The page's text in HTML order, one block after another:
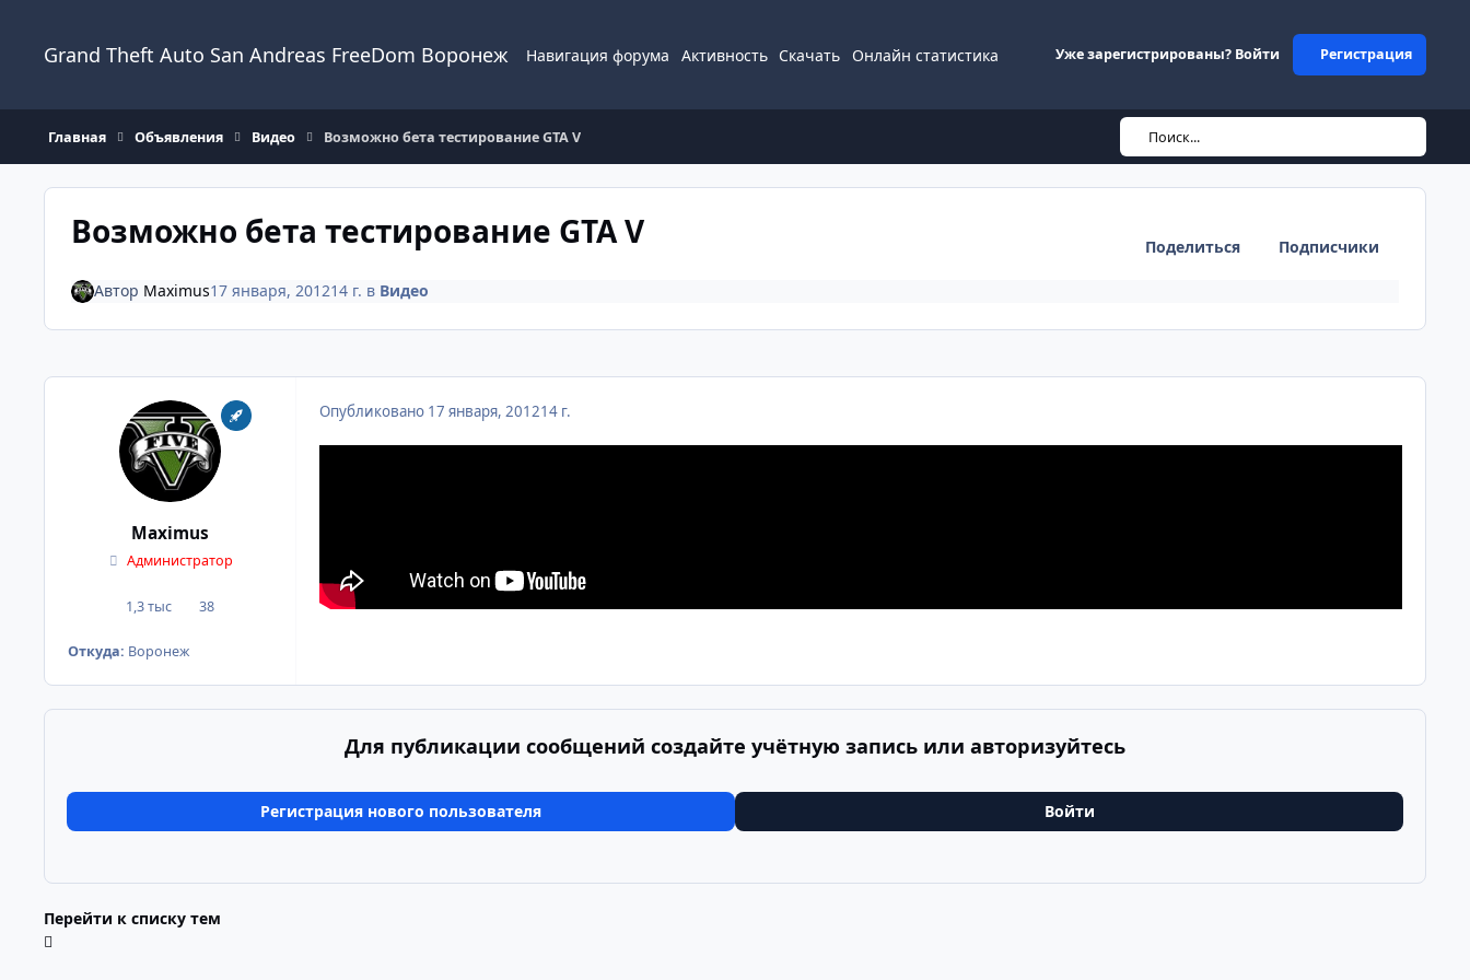
Grand Theft Auto San Andreas FreeDom Воронеж Навигация форума Активность Скачать Онлайн статистика Уже зарегистрированы? Войти Регистрация
Главная Объявления Видео Возможно бета тестирование GTA V Поиск...
Возможно бета тестирование GTA V Поделиться Подписчики
Автор Maximus17 января, 201214 г. в Видео
Maximus
Администратор
1,3 тыссообщения
38Репутация
Откуда: Воронеж
Опубликовано 17 января, 201214 г.
Для публикации сообщений создайте учётную запись или авторизуйтесь
Регистрация нового пользователя Войти
Перейти к списку тем